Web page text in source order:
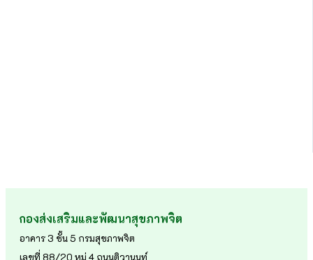
กองส่งเสริมและพัฒนาสุขภาพจิต
อาคาร 3 ชั้น 5 กรมสุขภาพจิต
เลขที่ 88/20 หมู่ 4 ถนนติวานนท์